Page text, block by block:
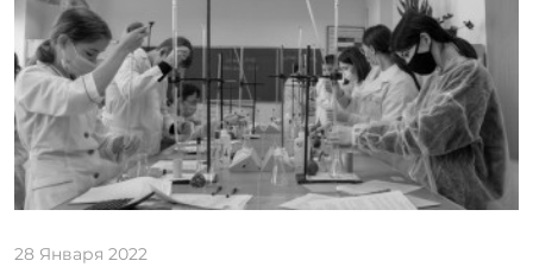
28 Января 2022